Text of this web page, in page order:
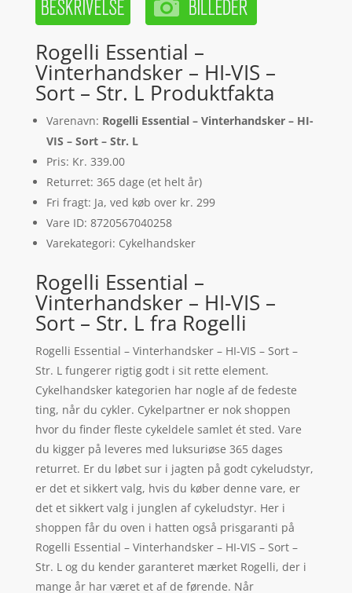
Rogelli Essential –
Vinterhandsker – HI-VIS –
Sort – Str. L Produktfakta
Varenavn: Rogelli Essential – Vinterhandsker – HI-
VIS – Sort – Str. L
Pris: Kr. 339.00
Returret: 365 dage (et helt år)
Fri fragt: Ja, ved køb over kr. 299
Vare ID: 8720567040258
Varekategori: Cykelhandsker
Rogelli Essential –
Vinterhandsker – HI-VIS –
Sort – Str. L fra Rogelli
Rogelli Essential – Vinterhandsker – HI-VIS – Sort –
Str. L fungerer rigtig godt i sit rette element.
Cykelhandsker kategorien har nogle af de fedeste
ting, når du cykler. Cykelpartner er nok shoppen
hvor du finder fleste cykeldele samlet ét sted. Vare
du kigger på leveres med luksuriøse 365 dages
returret. Er du løbet sur i jagten på godt cykeludstyr,
er det et sikkert valg, hvis du køber denne vare, er
det et sikkert valg i junglen af cykeludstyr. Her i
shoppen får du oven i hatten også prisgaranti på
Rogelli Essential – Vinterhandsker – HI-VIS – Sort –
Str. L og du kender garanteret mærket Rogelli, der i
mange år har været et af de førende. Når